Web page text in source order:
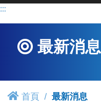
容
:::
最新消息
首頁 最新消息